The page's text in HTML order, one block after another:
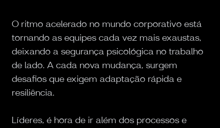
O ritmo acelerado no mundo corporativo está
tornando as equipes cada vez mais exaustas,
deixando a segurança psicológica no trabalho
de lado. A cada nova mudança, surgem
desafios que exigem adaptação rápida e
resiliência.
Líderes, é hora de ir além dos processos e